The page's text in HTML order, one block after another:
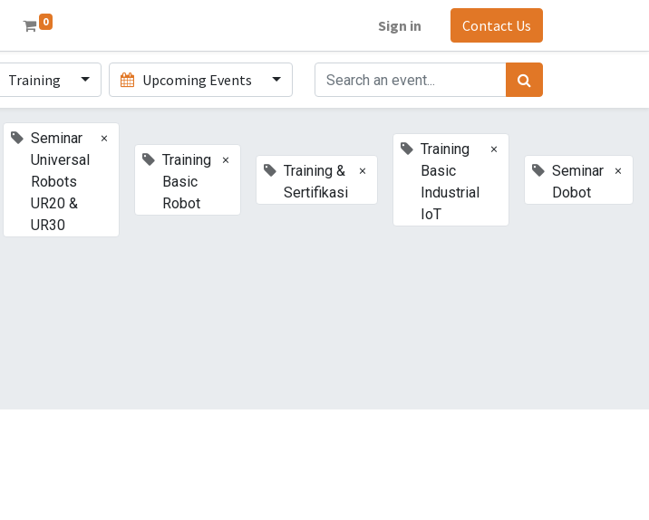
0 Sign in Contact Us
Training Upcoming Events
Seminar
Universal
Robots
UR20 &
UR30
×
Training
Basic
Robot
×
Training &
Sertifikasi
×
Training
Basic
Industrial
IoT
×
Seminar
Dobot
×